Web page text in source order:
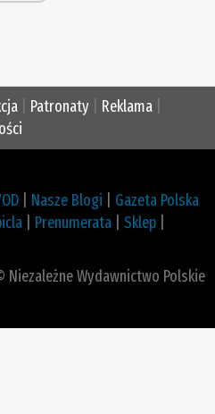
Patronaty Reklama
Nasze Blogi
Gazeta Polska
Prenumerata Sklep
Wydawnictwo Polskie